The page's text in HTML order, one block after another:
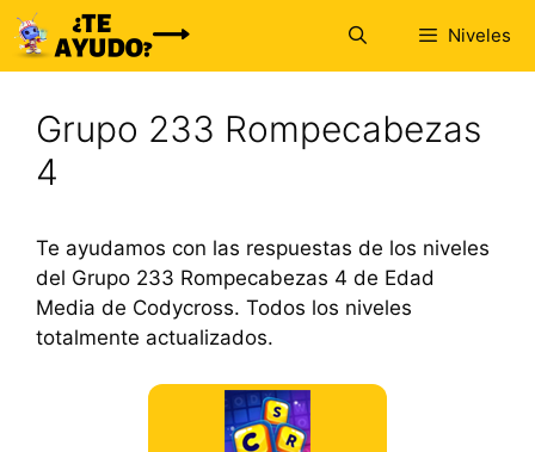
Saltar
al
contenido
Niveles
Grupo 233 Rompecabezas
4
Te ayudamos con las respuestas de los niveles
del Grupo 233 Rompecabezas 4 de Edad
Media de Codycross. Todos los niveles
totalmente actualizados.